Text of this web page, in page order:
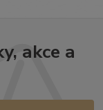
akce a